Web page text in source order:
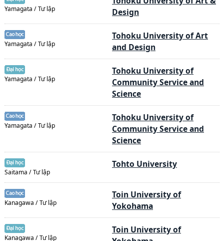
Yamagata / Tư lập
Design
Yamagata / Tư lập
Tohoku University of Art
and Design
Yamagata / Tư lập
Tohoku University of
Community Service and
Science
Yamagata / Tư lập
Tohoku University of
Community Service and
Science
Saitama / Tư lập
Tohto University
Kanagawa / Tư lập
Toin University of
Yokohama
Kanagawa / Tư lập
Toin University of